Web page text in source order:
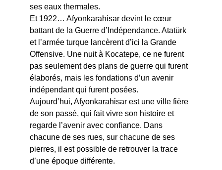
ses eaux thermales.
Et 1922… Afyonkarahisar devint le cœur
battant de la Guerre d’Indépendance. Atatürk
et l’armée turque lancèrent d’ici la Grande
Offensive. Une nuit à Kocatepe, ce ne furent
pas seulement des plans de guerre qui furent
élaborés, mais les fondations d’un avenir
indépendant qui furent posées.
Aujourd’hui, Afyonkarahisar est une ville fière
de son passé, qui fait vivre son histoire et
regarde l’avenir avec confiance. Dans
chacune de ses rues, sur chacune de ses
pierres, il est possible de retrouver la trace
d’une époque différente.